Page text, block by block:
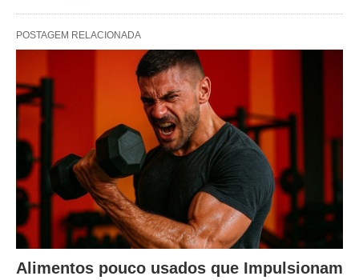
POSTAGEM RELACIONADA
Alimentos pouco usados que Impulsionam